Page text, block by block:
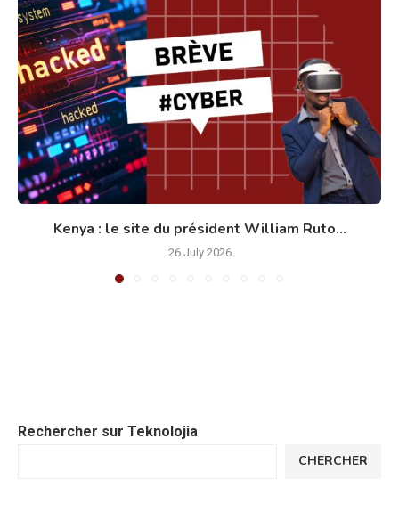
Kenya : le site du président William Ruto...
26 July 2026
Rechercher sur Teknolojia
CHERCHER